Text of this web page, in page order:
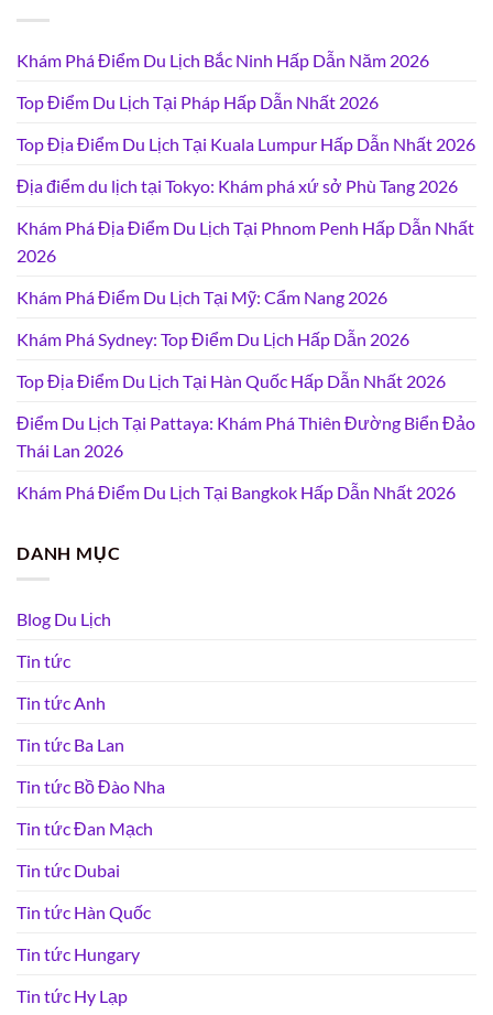
Khám Phá Điểm Du Lịch Bắc Ninh Hấp Dẫn Năm 2026
Top Điểm Du Lịch Tại Pháp Hấp Dẫn Nhất 2026
Top Địa Điểm Du Lịch Tại Kuala Lumpur Hấp Dẫn Nhất 2026
Địa điểm du lịch tại Tokyo: Khám phá xứ sở Phù Tang 2026
Khám Phá Địa Điểm Du Lịch Tại Phnom Penh Hấp Dẫn Nhất
2026
Khám Phá Điểm Du Lịch Tại Mỹ: Cẩm Nang 2026
Khám Phá Sydney: Top Điểm Du Lịch Hấp Dẫn 2026
Top Địa Điểm Du Lịch Tại Hàn Quốc Hấp Dẫn Nhất 2026
Điểm Du Lịch Tại Pattaya: Khám Phá Thiên Đường Biển Đảo
Thái Lan 2026
Khám Phá Điểm Du Lịch Tại Bangkok Hấp Dẫn Nhất 2026
DANH MỤC
Blog Du Lịch
Tin tức
Tin tức Anh
Tin tức Ba Lan
Tin tức Bồ Đào Nha
Tin tức Đan Mạch
Tin tức Dubai
Tin tức Hàn Quốc
Tin tức Hungary
Tin tức Hy Lạp